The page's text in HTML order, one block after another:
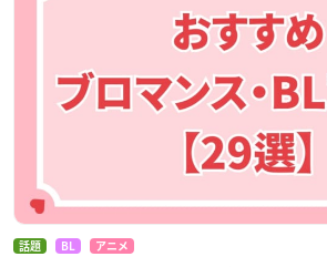
第1弾――江澄（CV：緑川光）
正道を貫き邪道を憎む、
魏無羨の義兄弟
com/255WqV1tS2
— アニメ『魔道祖師』公式 (@mdzsjp)
話題 BL アニメ